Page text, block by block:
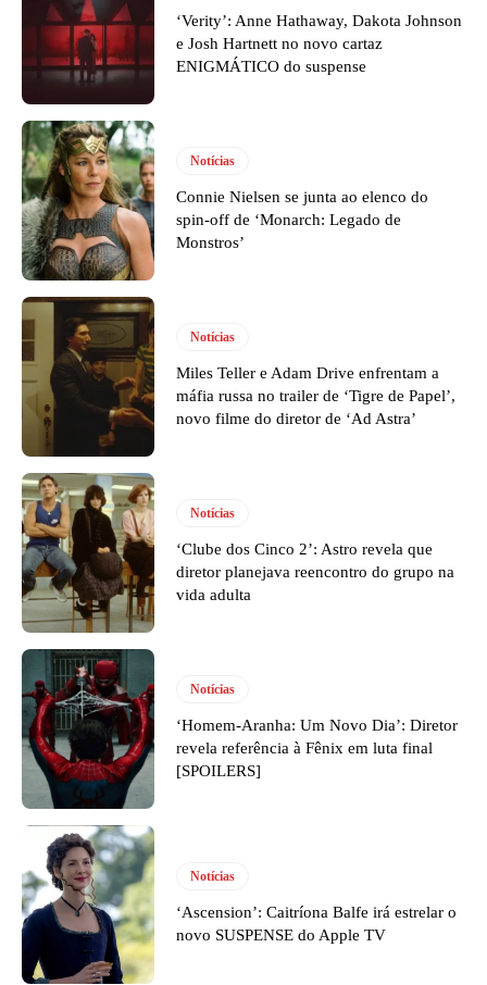
‘Verity’: Anne Hathaway, Dakota Johnson
e Josh Hartnett no novo cartaz
ENIGMÁTICO do suspense
Notícias
Connie Nielsen se junta ao elenco do
spin-off de ‘Monarch: Legado de
Monstros’
Notícias
Miles Teller e Adam Drive enfrentam a
máfia russa no trailer de ‘Tigre de Papel’,
novo filme do diretor de ‘Ad Astra’
Notícias
‘Clube dos Cinco 2’: Astro revela que
diretor planejava reencontro do grupo na
vida adulta
Notícias
‘Homem-Aranha: Um Novo Dia’: Diretor
revela referência à Fênix em luta final
[SPOILERS]
Notícias
‘Ascension’: Caitríona Balfe irá estrelar o
novo SUSPENSE do Apple TV